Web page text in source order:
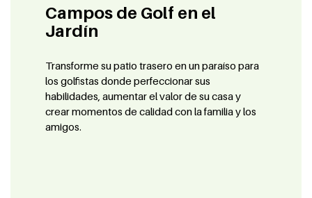
Campos de Golf en el
Jardín
Transforme su patio trasero en un paraíso para
los golfistas donde perfeccionar sus
habilidades, aumentar el valor de su casa y
crear momentos de calidad con la familia y los
amigos.